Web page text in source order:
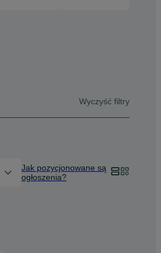
Wyczyść filtry
Jak pozycjonowane są
ogłoszenia?